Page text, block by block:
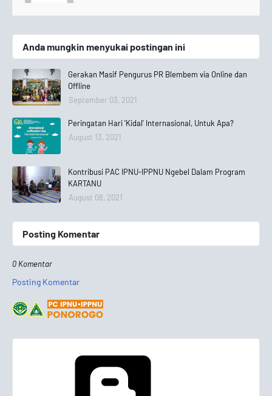
Anda mungkin menyukai postingan ini
Gerakan Masif Pengurus PR Blembem via Online dan
Offline
September 03, 2021
Peringatan Hari 'Kidal' Internasional, Untuk Apa?
August 13, 2021
Kontribusi PAC IPNU-IPPNU Ngebel Dalam Program
KARTANU
August 08, 2021
Posting Komentar
0 Komentar
Posting Komentar